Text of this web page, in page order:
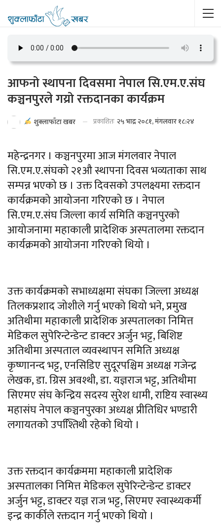
आफनो स्थापना दिवसमा नेपाल सि.एम.ए.संघ
कञ्चनपुरले गय्रो रक्तदानका कार्यक्रम
शुक्लाफाँटा खबर प्रकाशितः २५ भाद्र २०८१, मंगलवार १८:२४
महेन्द्रनगर । कञ्चनपुरमा आज मंगलवार नेपाल
सि.एम.ए.संघको २१औ स्थापना दिवस भव्यताका साथ
सम्पन्न भएको छ । उक्त दिवसको उपलक्ष्यमा रक्तदान
कार्यक्रमको आयोजना गरिएको छ । नेपाल
सि.एम.ए.संघ जिल्ला कार्य समिति कञ्चनपुरको
आयोजनामा महाकाली प्रादेशिक अस्पतालमा रक्तदान
कार्यक्रमको आयोजना गरिएको थियो ।
उक्त कार्यक्रमको सभाध्यक्षमा संघका जिल्ला अध्यक्ष
तिलकप्रशाद जोशीले गर्नु भएको थियो भने, प्रमुख
अतिथीमा महाकाली प्रादेशिक अस्पतालका निमित्त
मेडिकल सुपेरिन्टेन्डेन्ट डाक्टर अर्जुन भट्ट, बिशिष्ट
अतिथीमा अस्पताल व्यवस्थापन समिति अध्यक्ष
कृष्णानन्द भट्ट, एनसिडिए सुदूरपश्चिम अध्यक्ष गजेन्द्र
लेखक, डा. ग्रिस अवश्थी, डा. यज्ञराज भट्ट, अतिथीमा
सिएमए संघ केन्द्रिय सदस्य सुरेश धामी, राष्टिय स्वास्थ्य
महासंघ नेपाल कञ्चनपुरका अध्यक्ष प्रीतिधिर भण्डारी
लगायतको उपश्तििथी रहेको थियो ।
उक्त रक्तदान कार्यक्रममा महाकाली प्रादेशिक
अस्पतालका निमित्त मेडिकल सुपेरिन्टेन्डेन्ट डाक्टर
अर्जुन भट्ट, डाक्टर यज्ञ राज भट्ट, सिएमए स्वास्थ्यकर्मी
इन्द्र कार्कीले रक्तदान गर्नु भएको थियो ।